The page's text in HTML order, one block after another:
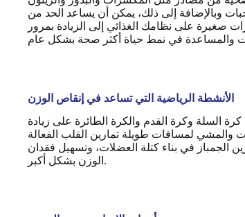
وبالإضافة إلى ذلك، يمكن أن يساعد الحد من
صغيرة على نظامك الغذائي إلى الزيادة بمرور
الأنشطة الرياضية التي تساعد في إنقاص الوزن
السلة وكرة القدم والكرة الطائرة على زيادة
والمشي لمسافات طويلة تمارين القلب الفعالة
الجمباز في بناء كتلة العضلات، وتسهيل فقدان
الوزن بشكل أكبر.